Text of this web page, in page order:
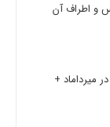
و اطراف آن
میرداماد +